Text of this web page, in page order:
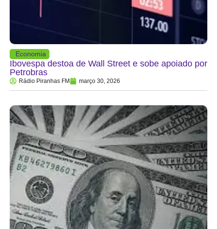
Economia
Ibovespa destoa de Wall Street e sobe apoiado por
Petrobras
Rádio Piranhas FM março 30, 2026